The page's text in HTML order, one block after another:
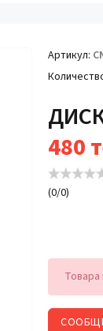
Артикул
480
(0/0)
Товара